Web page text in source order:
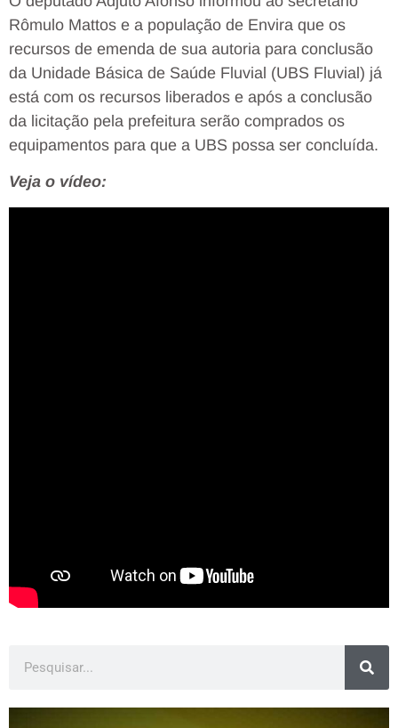
Rômulo Mattos e a população de Envira que os
recursos de emenda de sua autoria para conclusão
da Unidade Básica de Saúde Fluvial (UBS Fluvial) já
está com os recursos liberados e após a conclusão
da licitação pela prefeitura serão comprados os
equipamentos para que a UBS possa ser concluída.
Veja o vídeo: